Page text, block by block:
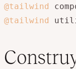
@tailwind
@tailwind